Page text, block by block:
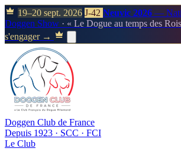
19–20 sept. 2026 J-42 Neuvic 2026 —
Doggen Show · « Le Dogue au temps des
s'engager →
Doggen Club de France
Depuis 1923 · SCC · FCI
Le Club